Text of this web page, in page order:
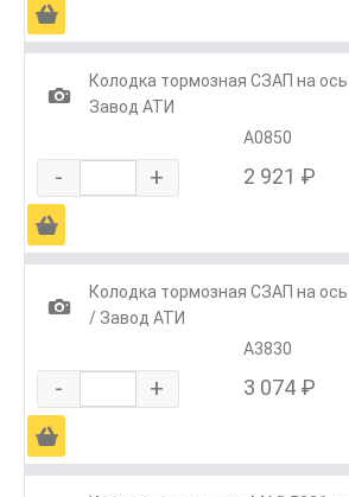
Ä
1
Колодка тормозная СЗАП на
Завод АТИ
А0850
- + 2 921 ₽
Ä
1
Колодка тормозная СЗАП на
/ Завод АТИ
А3830
- + 3 074 ₽
Ä